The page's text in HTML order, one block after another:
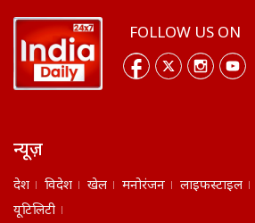
FOLLOW US ON
न्यूज़
देश विदेश खेल मनोरंजन लाइफस्टाइल
यूटिलिटी